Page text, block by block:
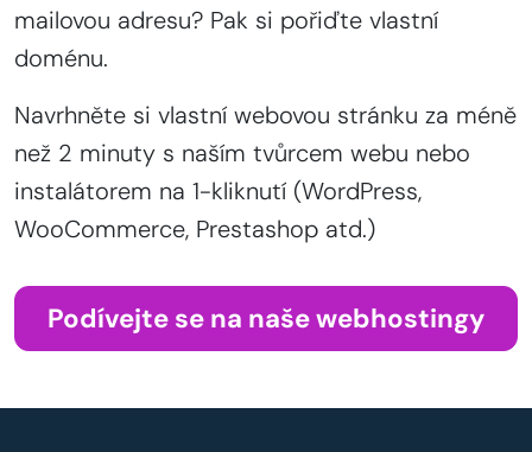
mailovou adresu? Pak si pořiďte vlastní
doménu.
Navrhněte si vlastní webovou stránku za méně
než 2 minuty s naším tvůrcem webu nebo
instalátorem na 1-kliknutí (WordPress,
WooCommerce, Prestashop atd.)
Podívejte se na naše webhostingy